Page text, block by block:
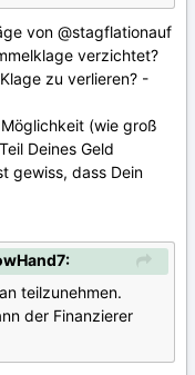
von @stagflationauf
verzichtet?
zu verlieren? -
(wie groß
Deines Geld
gewiss, dass Dein
teilzunehmen.
der Finanzierer